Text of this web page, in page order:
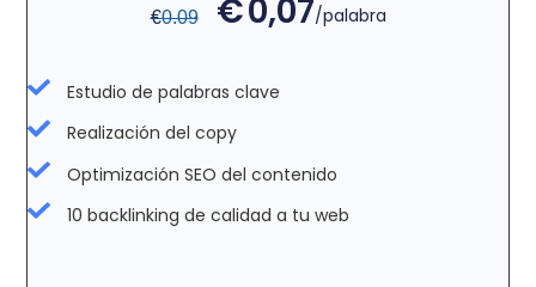
€0.09 €0,07/palabra
Estudio de palabras clave
Realización del copy
Optimización SEO del contenido
10 backlinking de calidad a tu web